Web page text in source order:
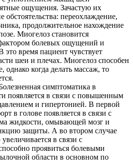
ощущения. Зачастую их
обстоятельства: переохлаждение,
продолжительное нахождение
Миогелоз становится
болевых ощущений и
время пациент чувствует
шеи и плечах. Миогелоз способен
однако когда делать массаж, то
симптоматика в
появляется в связи с повышенным
и гипертонией. В первой
в голове появляется в связи с
жидкости, омывающей мозг и
защиты. А во втором случае
в связи с
проявиться болевыми
области в основном по